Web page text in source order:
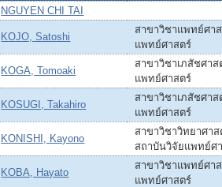
NGUYEN CHI TAI
KOJO, Satoshi
สาขาวิชาแพทย์ศา
แพทย์ศาสตร์
KOGA, Tomoaki
สาขาวิชาเภสัชศา
แพทย์ศาสตร์
KOSUGI, Takahiro
สาขาวิชาเภสัชศา
แพทย์ศาสตร์
KONISHI, Kayono
สาขาวิชาวิทยาศา
สถาบันวิจัยแพทย์ศ
KOBA, Hayato
สาขาวิชาแพทย์ศา
แพทย์ศาสตร์